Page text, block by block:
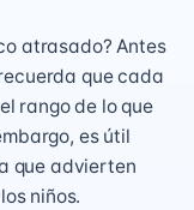
atrasado? Antes
quecada
rango de lo que
es útil
que advierten
niños.